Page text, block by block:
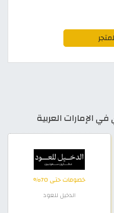
الإمارات العربية
خصومات حتى 70%
الدخيل للعود